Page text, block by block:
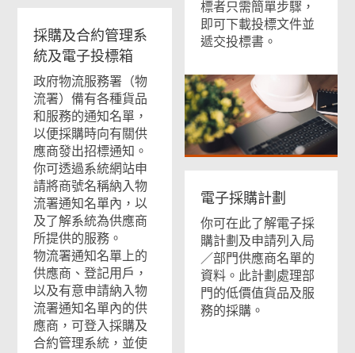
標者只需簡單步驟，
即可下載投標文件並
遞交投標書。
採購及合約管理系
統及電子投標箱
政府物流服務署（物
流署）備有各種貨品
和服務的通知名單，
以便採購時向有關供
應商發出招標通知。
你可透過系統網站申
請將商號名稱納入物
流署通知名單內，以
及了解系統為供應商
所提供的服務。
物流署通知名單上的
供應商、登記用戶，
以及有意申請納入物
流署通知名單內的供
應商，可登入採購及
合約管理系統，並使
電子採購計劃
你可在此了解電子採
購計劃及申請列入局
／部門供應商名單的
資料。此計劃處理部
門的低價值貨品及服
務的採購。